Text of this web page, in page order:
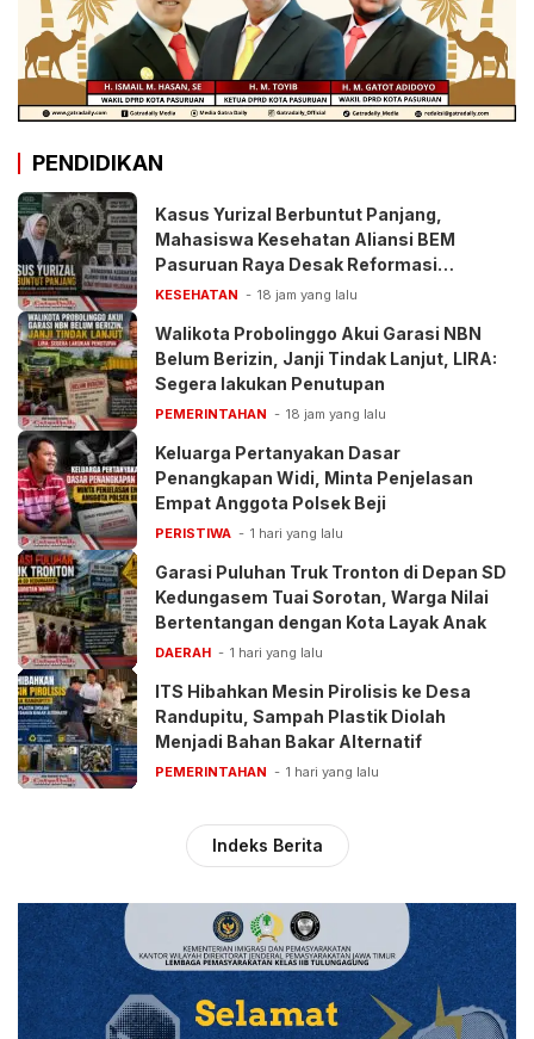
PENDIDIKAN
Kasus Yurizal Berbuntut Panjang,
Mahasiswa Kesehatan Aliansi BEM
Pasuruan Raya Desak Reformasi
Pelayanan BPJS
KESEHATAN 18 jam yang lalu
Walikota Probolinggo Akui Garasi NBN
Belum Berizin, Janji Tindak Lanjut, LIRA:
Segera lakukan Penutupan
PEMERINTAHAN 18 jam yang lalu
Keluarga Pertanyakan Dasar
Penangkapan Widi, Minta Penjelasan
Empat Anggota Polsek Beji
PERISTIWA 1 hari yang lalu
Garasi Puluhan Truk Tronton di Depan SD
Kedungasem Tuai Sorotan, Warga Nilai
Bertentangan dengan Kota Layak Anak
DAERAH 1 hari yang lalu
ITS Hibahkan Mesin Pirolisis ke Desa
Randupitu, Sampah Plastik Diolah
Menjadi Bahan Bakar Alternatif
PEMERINTAHAN 1 hari yang lalu
Indeks Berita